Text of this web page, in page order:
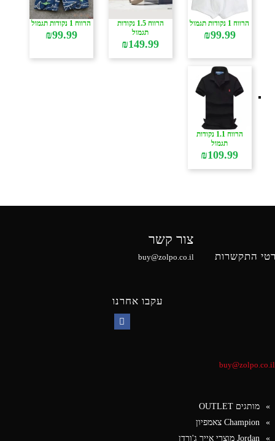
הרווח 1 נקודות תגמול
₪99.99
הרווח 1.5 נקודות
תגמול
₪149.99
הרווח 1 נקודות תגמול
₪99.99
הרווח 1.1 נקודות
תגמול
₪109.99
התקשרות
צור קשר
buy@zolpo.co.il
עקבו אחרנו
buy@zolpo.co.il
מותגים OUTLET
Champion צאמפיון
Jordan מוצרי אייר ג'ורדן